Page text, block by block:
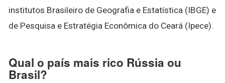
institutos Brasileiro de Geografia e Estatística (IBGE) e
de Pesquisa e Estratégia Econômica do Ceará (Ipece).
Qual o país mais rico Rússia ou
Brasil?